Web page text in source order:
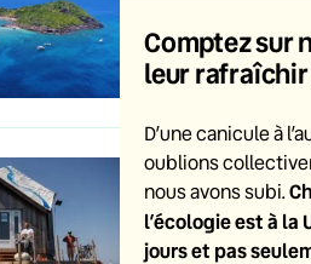
Comptez sur
leur
D’une canicule à
oublions
nous avons subi.
l’écologie est à la
jours et pas